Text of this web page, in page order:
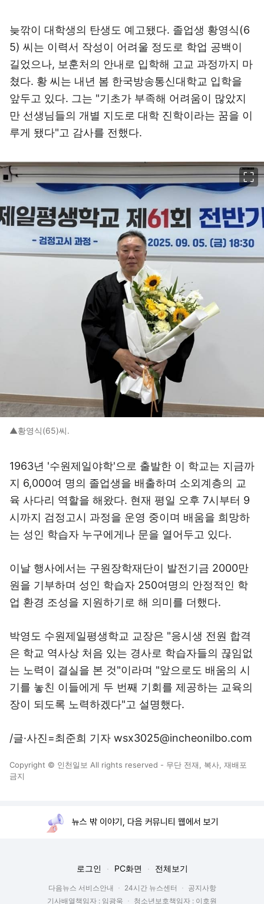
늦깎이 대학생의 탄생도 예고됐다. 졸업생 황영식(6
5) 씨는 이력서 작성이 어려울 정도로 학업 공백이
길었으나, 보훈처의 안내로 입학해 고교 과정까지 마
쳤다. 황 씨는 내년 봄 한국방송통신대학교 입학을
앞두고 있다. 그는 "기초가 부족해 어려움이 많았지
만 선생님들의 개별 지도로 대학 진학이라는 꿈을 이
루게 됐다"고 감사를 전했다.
▲황영식(65)씨.
1963년 '수원제일야학'으로 출발한 이 학교는 지금까
지 6,000여 명의 졸업생을 배출하며 소외계층의 교
육 사다리 역할을 해왔다. 현재 평일 오후 7시부터 9
시까지 검정고시 과정을 운영 중이며 배움을 희망하
는 성인 학습자 누구에게나 문을 열어두고 있다.
이날 행사에서는 구원장학재단이 발전기금 2000만
원을 기부하며 성인 학습자 250여명의 안정적인 학
업 환경 조성을 지원하기로 해 의미를 더했다.
박영도 수원제일평생학교 교장은 "응시생 전원 합격
은 학교 역사상 처음 있는 경사로 학습자들의 끊임없
는 노력이 결실을 본 것"이라며 "앞으로도 배움의 시
기를 놓친 이들에게 두 번째 기회를 제공하는 교육의
장이 되도록 노력하겠다"고 설명했다.
/글·사진=최준희 기자 wsx3025@incheonilbo.com
Copyright © 인천일보 All rights reserved - 무단 전재, 복사, 재배포
금지
뉴스 밖 이야기, 다음 커뮤니티 웹에서 보기
로그인 PC화면 전체보기
다음뉴스 서비스안내 24시간 뉴스센터
공지사항
기사배열책임자 : 임광욱
청소년보호책임자 : 이호원